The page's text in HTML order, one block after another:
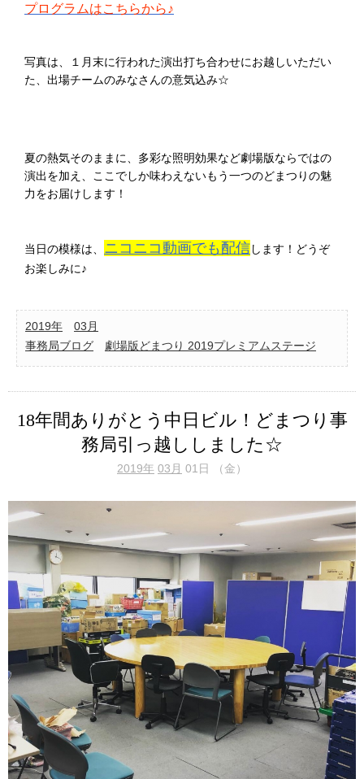
プログラムはこちらから♪
写真は、１月末に行われた演出打ち合わせにお越しいただい
た、出場チームのみなさんの意気込み☆
夏の熱気そのままに、多彩な照明効果など劇場版ならではの
演出を加え、ここでしか味わえないもう一つのどまつりの魅
力をお届けします！
当日の模様は、 ニコニコ動画でも配信します！どうぞ
お楽しみに♪
2019年
03月
事務局ブログ
劇場版どまつり 2019プレミアムステージ
18年間ありがとう中日ビル！どまつり事
務局引っ越ししました☆
2019年 03月 01日 （金）